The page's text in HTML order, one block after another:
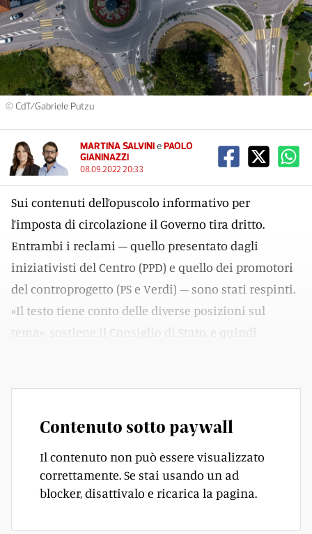
© CdT/Gabriele Putzu
MARTINA SALVINIePAOLO
GIANINAZZI
08.09.2022 20:33
Sui contenuti dell’opuscolo informativo per
l’imposta di circolazione il Governo tira dritto.
Entrambi i reclami – quello presentato dagli
iniziativisti del Centro (PPD) e quello dei promotori
del controprogetto (PS e Verdi) – sono stati respinti.
«Il testo tiene conto delle diverse posizioni sul
tema», sostiene il Consiglio di Stato, e quindi
Contenuto sotto paywall
Il contenuto non può essere visualizzato
correttamente. Se stai usando un ad
blocker, disattivalo e ricarica la pagina.